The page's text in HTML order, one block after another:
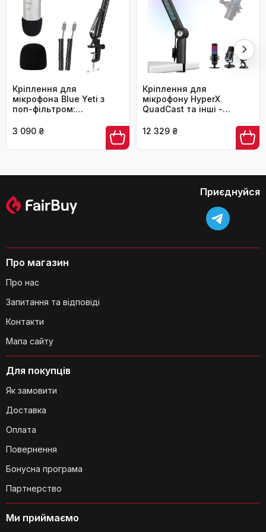
Який діаметр столу необхідний для
встановлення тримача?
тримач?
столі?
Для яких цілей найкраще підходить
Кріплення для
мікрофона Blue Yeti з
поп-фільтром:
YOUSHARES для Blue Yeti,
3 090 ₴
Кріплення для
мікрофону HyperX
QuadCast та інші -
YOUSHARES (RGB, 3/8',
12 329 ₴
Для покупців
Як замовити
Доставка
Оплата
Повернення
Бонусна програма
Партнерство
Про магазин
Про нас
Запитання та відповіді
Контакти
Мапа сайту
Приєднуйся
Ми приймаємо